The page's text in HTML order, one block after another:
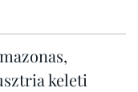
keleti